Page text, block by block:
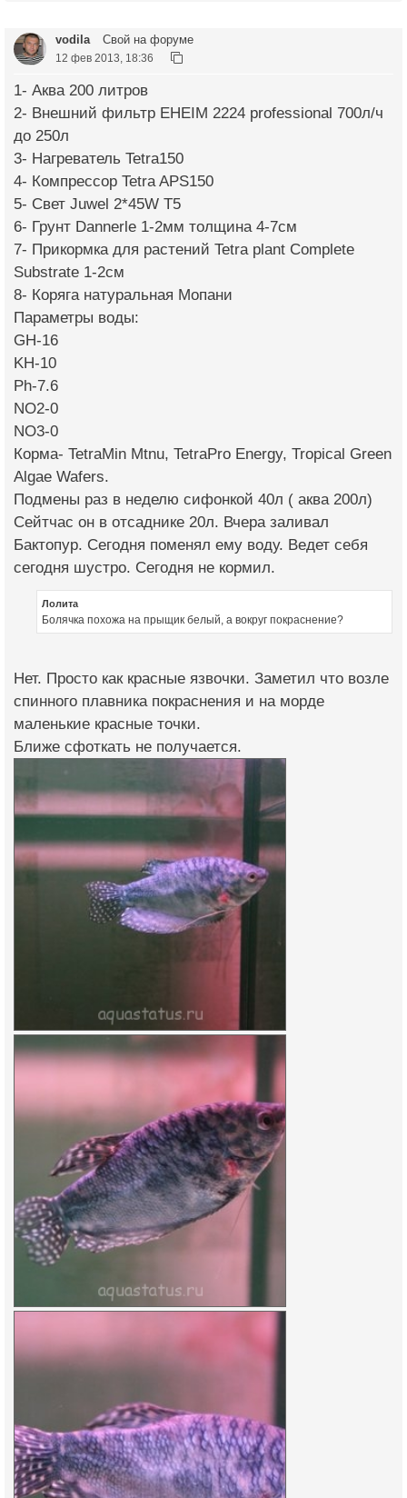
vodila Свой на форуме
12 фев 2013, 18:36
1- Аква 200 литров
2- Внешний фильтр EHEIM 2224 professional 700л/ч
до 250л
3- Нагреватель Tetra150
4- Компрессор Tetra APS150
5- Свет Juwel 2*45W T5
6- Грунт Dannerle 1-2мм толщина 4-7см
7- Прикормка для растений Tetra plant Complete
Substrate 1-2см
8- Коряга натуральная Мопани
Параметры воды:
GH-16
KH-10
Ph-7.6
NO2-0
NO3-0
Корма- TetraMin Mtnu, TetraPro Energy, Tropical Green
Algae Wafers.
Подмены раз в неделю сифонкой 40л ( аква 200л)
Сейтчас он в отсаднике 20л. Вчера заливал
Бактопур. Сегодня поменял ему воду. Ведет себя
сегодня шустро. Сегодня не кормил.
Лолита
Болячка похожа на прыщик белый, а вокруг покраснение?
Нет. Просто как красные язвочки. Заметил что возле
спинного плавника покраснения и на морде
маленькие красные точки.
Ближе сфоткать не получается.